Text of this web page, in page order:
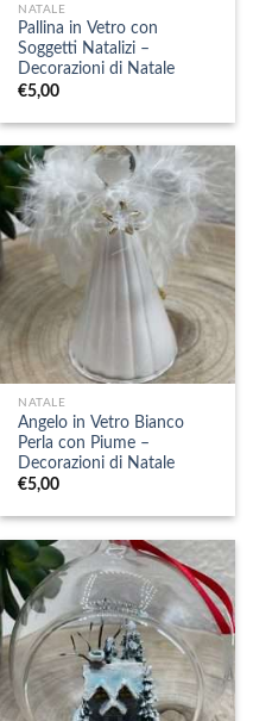
NATALE
Pallina in Vetro con
Soggetti Natalizi –
Decorazioni di Natale
€5,00
NATALE
Angelo in Vetro Bianco
Perla con Piume –
Decorazioni di Natale
€5,00